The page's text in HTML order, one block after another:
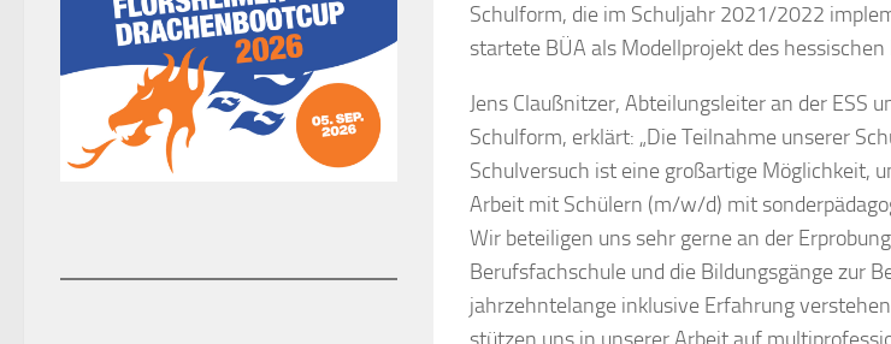
Schulform, die im Schuljahr 2021/2022
startete BÜA als Modellprojekt des
Jens Claußnitzer, Abteilungsleiter an der ESS
Schulform, erklärt: „Die Teilnahme unserer
Schulversuch ist eine großartige Möglichkeit,
Arbeit mit Schülern (m/w/d) mit
Wir beteiligen uns sehr gerne an der
Berufsfachschule und die Bildungsgänge zur
jahrzehntelange inklusive Erfahrung